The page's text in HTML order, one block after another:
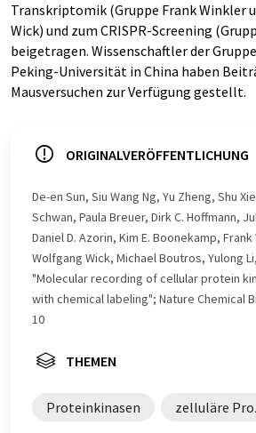
Transkriptomik (Gruppe Frank Winkler
Wick) und zum CRISPR-Screening
beigetragen. Wissenschaftler der
Peking-Universität in China haben
Mausversuchen zur Verfügung gestellt.
ORIGINALVERÖFFENTLICHUNG
De-en Sun, Siu Wang Ng, Yu Zheng, Shu
Schwan, Paula Breuer, Dirk C. Hoffmann,
Daniel D. Azorin, Kim E. Boonekamp, Frank
Wolfgang Wick, Michael Boutros, Yulong
"Molecular recording of cellular protein
with chemical labeling"; Nature Chemical
10
THEMEN
Proteinkinasen zelluläre